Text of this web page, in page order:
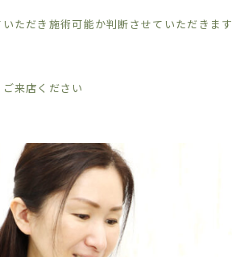
ただき施術可能か判断させていただきます
来店ください